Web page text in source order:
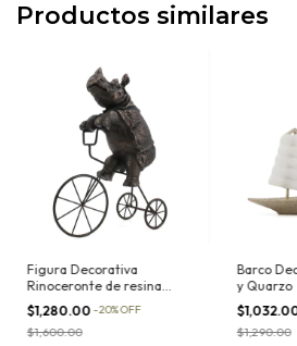
Productos similares
Figura Decorativa
Rinoceronte de resina
montando una bicicleta de
metal
$1,280.00 -20%OFF
$1,600.00
Barco
y Quarzo
$1,290.00